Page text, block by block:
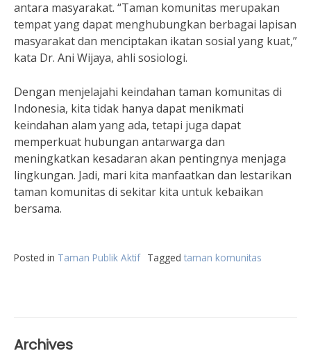
antara masyarakat. “Taman komunitas merupakan
tempat yang dapat menghubungkan berbagai lapisan
masyarakat dan menciptakan ikatan sosial yang kuat,”
kata Dr. Ani Wijaya, ahli sosiologi.
Dengan menjelajahi keindahan taman komunitas di
Indonesia, kita tidak hanya dapat menikmati
keindahan alam yang ada, tetapi juga dapat
memperkuat hubungan antarwarga dan
meningkatkan kesadaran akan pentingnya menjaga
lingkungan. Jadi, mari kita manfaatkan dan lestarikan
taman komunitas di sekitar kita untuk kebaikan
bersama.
Posted in Taman Publik Aktif Tagged taman komunitas
Archives